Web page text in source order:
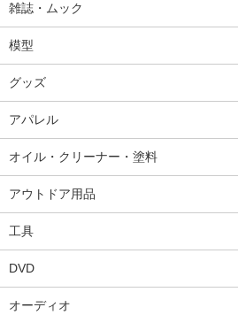
雑誌・ムック
模型
グッズ
アパレル
オイル・クリーナー・塗料
アウトドア用品
工具
DVD
オーディオ